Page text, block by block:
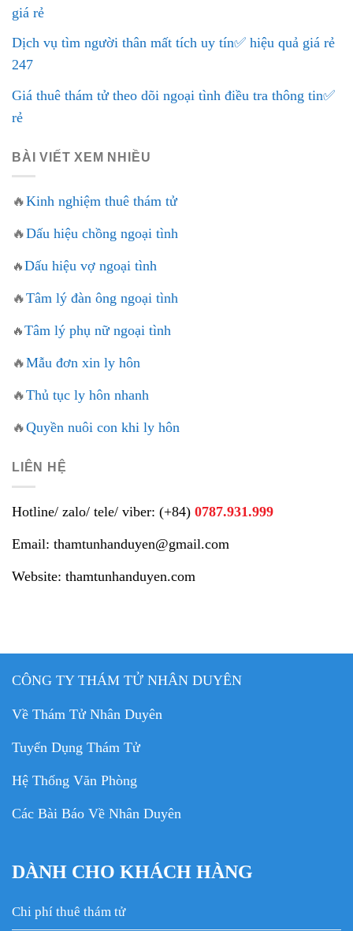
giá rẻ
Dịch vụ tìm người thân mất tích uy tín✅ hiệu quả giá rẻ
247
Giá thuê thám tử theo dõi ngoại tình điều tra thông tin✅
rẻ
BÀI VIẾT XEM NHIỀU
🔥Kinh nghiệm thuê thám tử
🔥Dấu hiệu chồng ngoại tình
🔥Dấu hiệu vợ ngoại tình
🔥Tâm lý đàn ông ngoại tình
🔥Tâm lý phụ nữ ngoại tình
🔥Mẫu đơn xin ly hôn
🔥Thủ tục ly hôn nhanh
🔥Quyền nuôi con khi ly hôn
LIÊN HỆ
Hotline/ zalo/ tele/ viber: (+84) 0787.931.999
Email: thamtunhanduyen@gmail.com
Website: thamtunhanduyen.com
CÔNG TY THÁM TỬ NHÂN DUYÊN
Về Thám Tử Nhân Duyên
Tuyển Dụng Thám Tử
Hệ Thống Văn Phòng
Các Bài Báo Về Nhân Duyên
DÀNH CHO KHÁCH HÀNG
Chi phí thuê thám tử